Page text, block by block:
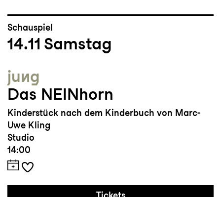
Schauspiel
14.11 Samstag
jung
Das NEINhorn
Kinderstück nach dem Kinderbuch von Marc-
Uwe Kling
Studio
14:00